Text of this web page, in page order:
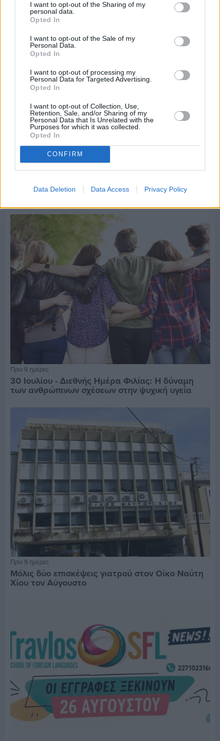
I want to opt-out of the Sharing of my
personal data.
Opted In
I want to opt-out of the Sale of my
Personal Data.
Opted In
I want to opt-out of processing my
Personal Data for Targeted Advertising.
Opted In
I want to opt-out of Collection, Use,
Retention, Sale, and/or Sharing of my
Personal Data that Is Unrelated with the
Purposes for which it was collected.
Opted In
CONFIRM
Data Deletion Data Access Privacy Policy
Διαφήμιση
5ημερη εκδρομή σε Προύσα - Κωνσταντινούπολη
με το Sunrise Tours
Πριν 9 ημέρες
30 Ιουλίου - Διεθνής Ημέρα Φιλίας: Η δύναμη
των ανθρώπινων σχέσεων στην ψυχική υγεία
Πριν 9 ημέρες
Μόλις δύο επισκέψεις γιατρού στον Οίκο Ναύτη
Χίου τον Αύγουστο